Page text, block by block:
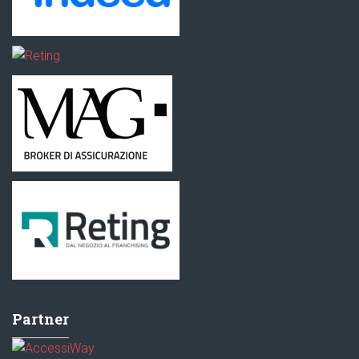
Partner